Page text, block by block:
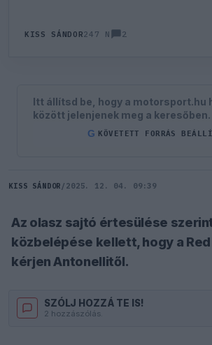
KISS SÁNDOR247 N 2
Itt állítsd be, hogy a motorsport.hu
között jelenjenek meg a keresőben.
G KÖVETETT FORRÁS
KISS SÁNDOR / 2025. 12. 04. 09:39
Az olasz sajtó értesülése
közbelépése kellett, hogy a
kérjen Antonellitől.
SZÓLJ HOZZÁ TE IS!
2 hozzászólás.